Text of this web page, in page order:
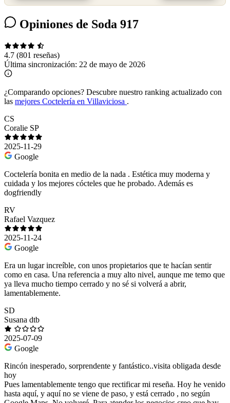
Opiniones de Soda 917
4.7 (801 reseñas)
Última sincronización: 22 de mayo de 2026
¿Comparando opciones? Descubre nuestro ranking actualizado con
las mejores Coctelería en Villaviciosa .
CS
Coralie SP
2025-11-29
Google
Coctelería bonita en medio de la nada . Estética muy moderna y
cuidada y los mejores cócteles que he probado. Además es
dogfriendly
RV
Rafael Vazquez
2025-11-24
Google
Era un lugar increíble, con unos propietarios que te hacían sentir
como en casa. Una referencia a muy alto nivel, aunque me temo que
ya lleva mucho tiempo cerrado y no sé si volverá a abrir,
lamentablemente.
SD
Susana dtb
2025-07-09
Google
Rincón inesperado, sorprendente y fantástico..visita obligada desde
hoy
Pues lamentablemente tengo que rectificar mi reseña. Hoy he venido
hasta aquí, y aquí no se viene de paso, y está cerrado , no según